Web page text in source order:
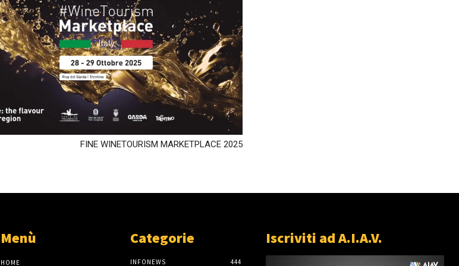
FINE WINETOURISM MARKETPLACE 2025
Menù
HOME
Categorie
INFONEWS 444
Iscriviti ad A.I.A.V.